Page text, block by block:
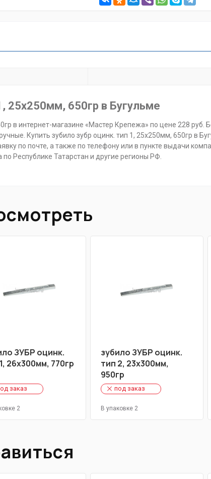
25х250мм, 650гр в Бугульме
в интернет-магазине «Мастер Крепежа» по цене 228 руб.
Купить зубило зубр оцинк. тип 1, 25х250мм, 650гр в
по почте, а также по телефону или в пункте выдачи
Республике Татарстан и другие регионы РФ.
ЗУБР оцинк.
26х300мм, 770гр
заказ
2
зубило ЗУБР оцинк.
тип 2, 23х300мм,
950гр
под заказ
В упаковке 2